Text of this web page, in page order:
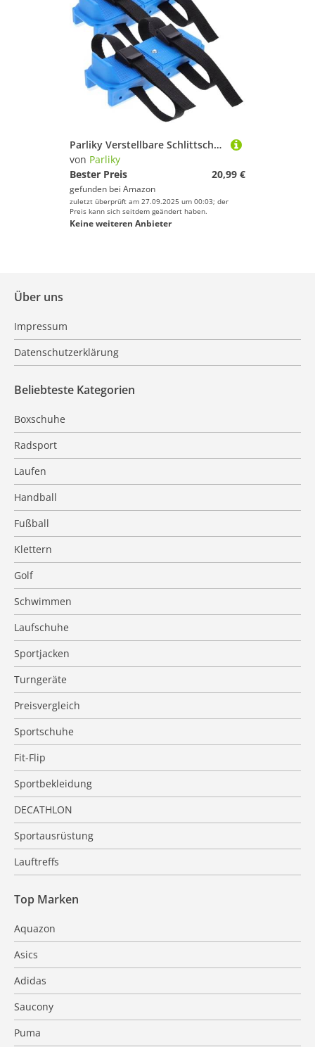
Parliky Verstellbare Schlittschuh hilfsschuhe mit Sicherheitsriemen Robuste Outdoor Eislaufschuhe für Anfänger Bequeme Passform rutschfeste Kufen für Jungen und Mädchen
von Parliky
Bester Preis
20,99 €
gefunden bei Amazon
zuletzt überprüft am 27.09.2025 um 00:03; der
Preis kann sich seitdem geändert haben.
Keine weiteren Anbieter
Über uns
Impressum
Datenschutzerklärung
Beliebteste Kategorien
Boxschuhe
Radsport
Laufen
Handball
Fußball
Klettern
Golf
Schwimmen
Laufschuhe
Sportjacken
Turngeräte
Preisvergleich
Sportschuhe
Fit-Flip
Sportbekleidung
DECATHLON
Sportausrüstung
Lauftreffs
Top Marken
Aquazon
Asics
Adidas
Saucony
Puma